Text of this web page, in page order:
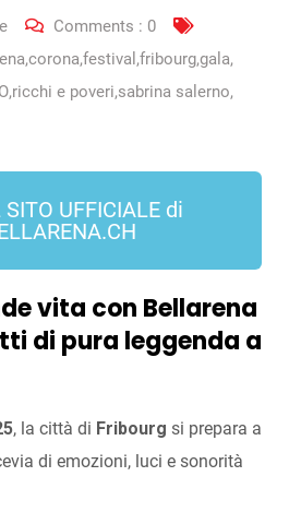
Comments : 0
,corona,festival ,fribourg,gala,
,ricchi e poveri,sabrina salerno,
UFFICIALE di
vita con Bellarena
di pura leggenda a
, la città di Fribourg si prepara a
di emozioni, luci e sonorità